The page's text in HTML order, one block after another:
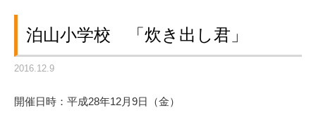
泊山小学校 「炊き出し君」
2016.12.9
開催日時：平成28年12月9日（金）